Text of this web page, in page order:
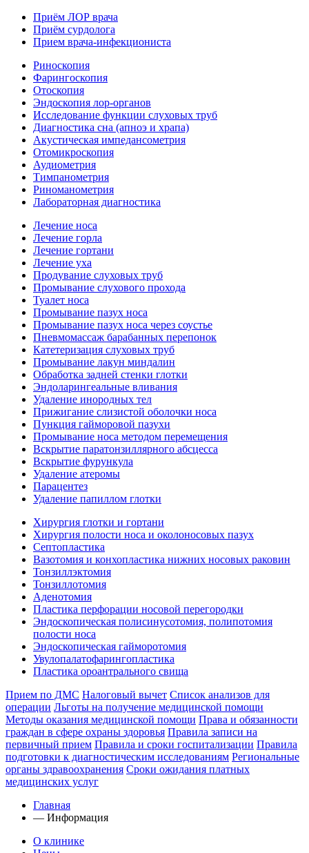
Приём ЛОР врача
Приём сурдолога
Прием врача-инфекциониста
Риноскопия
Фарингоскопия
Отоскопия
Эндоскопия лор-органов
Исследование функции слуховых труб
Диагностика сна (апноэ и храпа)
Акустическая импедансометрия
Отомикроскопия
Аудиометрия
Тимпанометрия
Риноманометрия
Лабораторная диагностика
Лечение носа
Лечение горла
Лечение гортани
Лечение уха
Продувание слуховых труб
Промывание слухового прохода
Туалет носа
Промывание пазух носа
Промывание пазух носа через соустье
Пневмомассаж барабанных перепонок
Катетеризация слуховых труб
Промывание лакун миндалин
Обработка задней стенки глотки
Эндоларингеальные вливания
Удаление инородных тел
Прижигание слизистой оболочки носа
Пункция гайморовой пазухи
Промывание носа методом перемещения
Вскрытие паратонзиллярного абсцесса
Вскрытие фурункула
Удаление атеромы
Парацентез
Удаление папиллом глотки
Хирургия глотки и гортани
Хирургия полости носа и околоносовых пазух
Септопластика
Вазотомия и конхопластика нижних носовых раковин
Тонзиллэктомия
Тонзиллотомия
Аденотомия
Пластика перфорации носовой перегородки
Эндоскопическая полисинусотомия, полипотомия
полости носа
Эндоскопическая гайморотомия
Увулопалатофарингопластика
Пластика ороантрального свища
Прием по ДМС Налоговый вычет Список анализов для
операции Льготы на получение медицинской помощи
Методы оказания медицинской помощи Права и обязанности
граждан в сфере охраны здоровья Правила записи на
первичный прием Правила и сроки госпитализации Правила
подготовки к диагностическим исследованиям Региональные
органы здравоохранения Сроки ожидания платных
медицинских услуг
Главная
— Информация
О клинике